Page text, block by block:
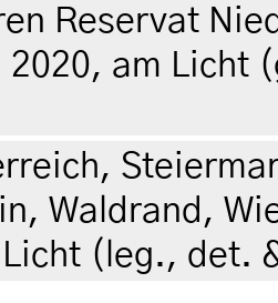
Reservat
2020, am Licht
Waldrand,
(leg., det.